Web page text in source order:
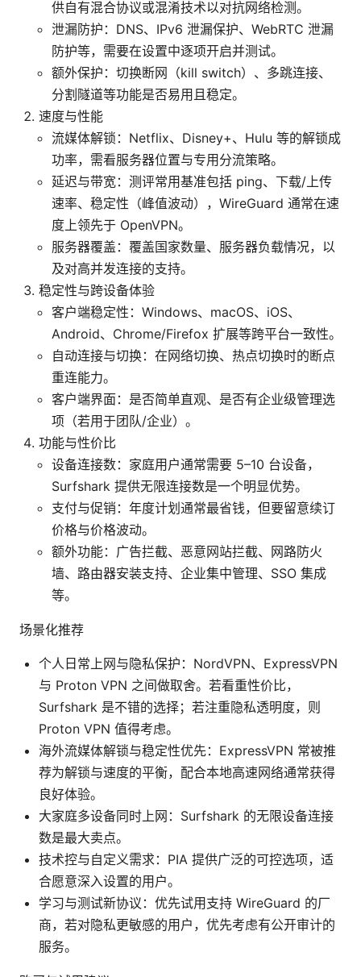
供自有混合协议或混淆技术以对抗网络检测。
泄漏防护：DNS、IPv6 泄漏保护、WebRTC 泄漏
防护等，需要在设置中逐项开启并测试。
额外保护：切换断网（kill switch）、多跳连接、
分割隧道等功能是否易用且稳定。
速度与性能
流媒体解锁：Netflix、Disney+、Hulu 等的解锁成
功率，需看服务器位置与专用分流策略。
延迟与带宽：测评常用基准包括 ping、下载/上传
速率、稳定性（峰值波动），WireGuard 通常在速
度上领先于 OpenVPN。
服务器覆盖：覆盖国家数量、服务器负载情况，以
及对高并发连接的支持。
稳定性与跨设备体验
客户端稳定性：Windows、macOS、iOS、
Android、Chrome/Firefox 扩展等跨平台一致性。
自动连接与切换：在网络切换、热点切换时的断点
重连能力。
客户端界面：是否简单直观、是否有企业级管理选
项（若用于团队/企业）。
功能与性价比
设备连接数：家庭用户通常需要 5–10 台设备，
Surfshark 提供无限连接数是一个明显优势。
支付与促销：年度计划通常最省钱，但要留意续订
价格与价格波动。
额外功能：广告拦截、恶意网站拦截、网路防火
墙、路由器安装支持、企业集中管理、SSO 集成
等。
场景化推荐
个人日常上网与隐私保护：NordVPN、ExpressVPN
与 Proton VPN 之间做取舍。若看重性价比，
Surfshark 是不错的选择；若注重隐私透明度，则
Proton VPN 值得考虑。
海外流媒体解锁与稳定性优先：ExpressVPN 常被推
荐为解锁与速度的平衡，配合本地高速网络通常获得
良好体验。
大家庭多设备同时上网：Surfshark 的无限设备连接
数是最大卖点。
技术控与自定义需求：PIA 提供广泛的可控选项，适
合愿意深入设置的用户。
学习与测试新协议：优先试用支持 WireGuard 的厂
商，若对隐私更敏感的用户，优先考虑有公开审计的
服务。